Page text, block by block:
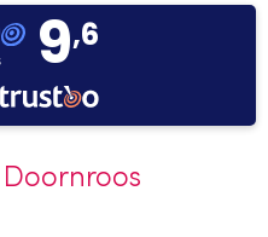
9,6